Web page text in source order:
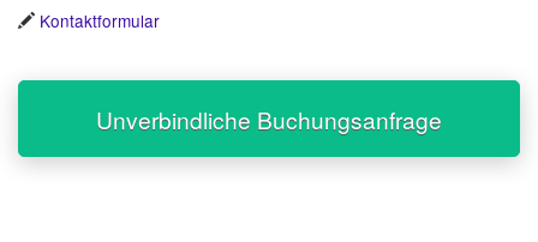
Kontaktformular
Unverbindliche Buchungsanfrage